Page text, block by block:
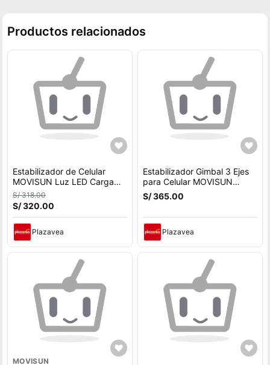
Productos relacionados
Estabilizador de Celular
MOVISUN Luz LED Carga
Inalámbrica 6 meses de
Garantia
S/ 318.00
S/ 320.00
Plazavea
Estabilizador Gimbal 3 Ejes
para Celular MOVISUN
STABLE con Trípode
Bluetooth y Carga
S/ 365.00
Plazavea
MOVISUN